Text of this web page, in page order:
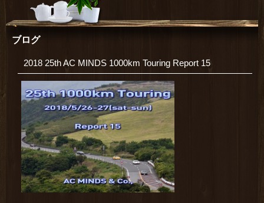
ブログ
2018 25th AC MINDS 1000km Touring Report 15